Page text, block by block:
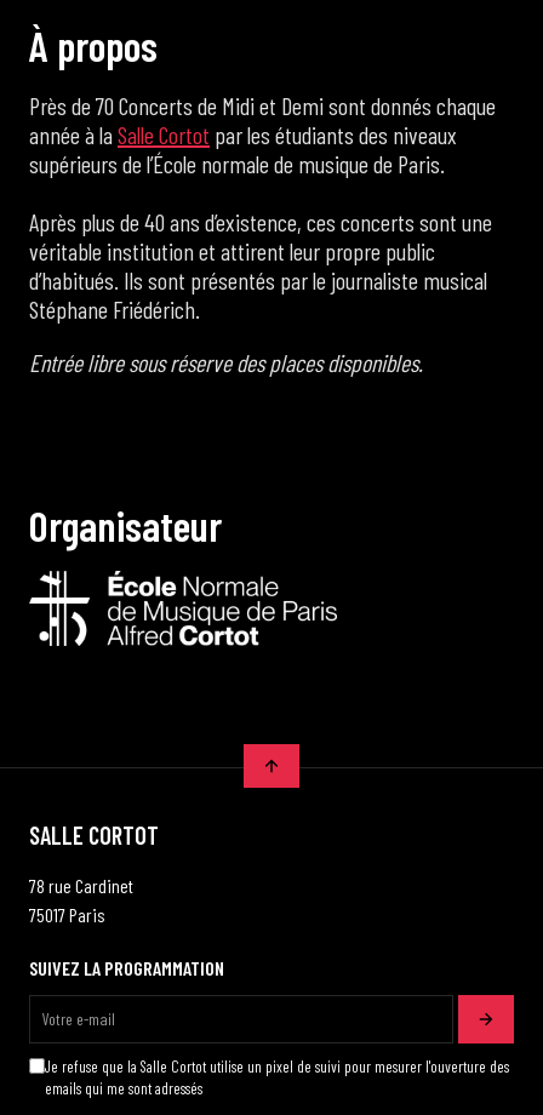
À propos
Près de 70 Concerts de Midi et Demi sont donnés chaque
année à laSalle Cortot par les étudiants des niveaux
supérieurs de l’École normale de musique de Paris.
Après plus de 40 ans d’existence, ces concerts sont une
véritable institution et attirent leur propre public
d’habitués. Ils sont présentés par le journaliste musical
Stéphane Friédérich.
Entrée libre sous réserve des places disponibles.
Organisateur
SALLE CORTOT
78 rue Cardinet
75017 Paris
SUIVEZ LA PROGRAMMATION
Je refuse que la Salle Cortot utilise un pixel de suivi pour mesurer l'ouverture des
emails qui me sont adressés